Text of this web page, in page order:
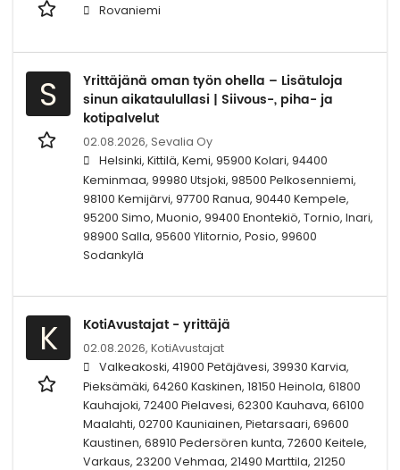
Rovaniemi
S
Yrittäjänä oman työn ohella – Lisätuloja
sinun aikataulullasi | Siivous-, piha- ja
kotipalvelut
02.08.2026, Sevalia Oy
Helsinki, Kittilä, Kemi, 95900 Kolari, 94400
Keminmaa, 99980 Utsjoki, 98500 Pelkosenniemi,
98100 Kemijärvi, 97700 Ranua, 90440 Kempele,
95200 Simo, Muonio, 99400 Enontekiö, Tornio, Inari,
98900 Salla, 95600 Ylitornio, Posio, 99600
Sodankylä
K KotiAvustajat - yrittäjä
02.08.2026, KotiAvustajat
Valkeakoski, 41900 Petäjävesi, 39930 Karvia,
Pieksämäki, 64260 Kaskinen, 18150 Heinola, 61800
Kauhajoki, 72400 Pielavesi, 62300 Kauhava, 66100
Maalahti, 02700 Kauniainen, Pietarsaari, 69600
Kaustinen, 68910 Pedersören kunta, 72600 Keitele,
Varkaus, 23200 Vehmaa, 21490 Marttila, 21250